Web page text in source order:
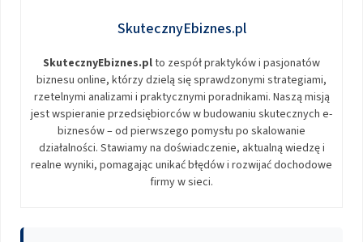
SkutecznyEbiznes.pl
SkutecznyEbiznes.plto zespół praktyków i pasjonatów
biznesu online, którzy dzielą się sprawdzonymi strategiami,
rzetelnymi analizami i praktycznymi poradnikami. Naszą misją
jest wspieranie przedsiębiorców w budowaniu skutecznych e-
biznesów – od pierwszego pomysłu po skalowanie
działalności. Stawiamy na doświadczenie, aktualną wiedzę i
realne wyniki, pomagając unikać błędów i rozwijać dochodowe
firmy w sieci.